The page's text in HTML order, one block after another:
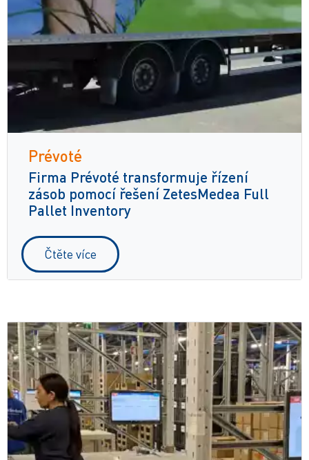
Prévoté
Firma Prévoté transformuje řízení
zásob pomocí řešení ZetesMedea Full
Pallet Inventory
Čtěte více